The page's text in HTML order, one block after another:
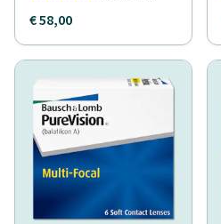
€ 58,00